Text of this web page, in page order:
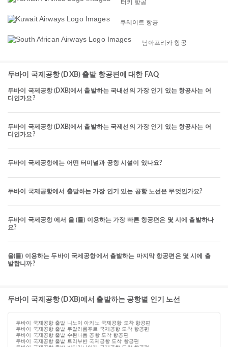
터키 항공
쿠웨이트 항공
남아프리카 항공
두바이 국제공항 (DXB) 출발 항공편에 대한 FAQ
두바이 국제공항 (DXB)에서 출발하는 국내선의 가장 인기 있는 항공사는 어
디인가요?
두바이 국제공항 (DXB)에서 출발하는 국제선의 가장 인기 있는 항공사는 어
디인가요?
두바이 국제공항에는 어떤 터미널과 공항 시설이 있나요?
두바이 국제공항에서 출발하는 가장 인기 있는 공항 노선은 무엇인가요?
두바이 국제공항 에서 을 (를) 이용하는 가장 빠른 항공편은 몇 시에 출발하나
요?
을(를) 이용하는 두바이 국제공항에서 출발하는 마지막 항공편은 몇 시에 출
발합니까?
두바이 국제공항 (DXB)에서 출발하는 공항별 인기 노선
두바이 국제공항 출발 니노이 아키노 국제공항 도착 항공편
두바이 국제공항 출발 쿠알라룸푸르 국제공항 도착 항공편
두바이 국제공항 출발 수완나품 공항 도착 항공편
두바이 국제공항 출발 트리부반 국제공항 도착 항공편